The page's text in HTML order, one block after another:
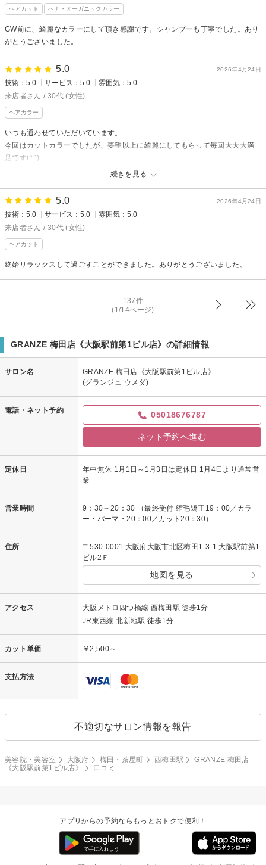
ヘアカット ヘナ・オーガニックカラー
GW前に、綺麗なカラーにして頂き感謝です。シャンプーも丁寧でした。あり
がとうございました。
2026年4月24日
5.0
技術：5.0 サービス：5.0
雰囲気：5.0
来店者さん / 30代 (女性)
ヘアカラー
続きを見る
いつも通わせていただいています。
今回はカットカラーでしたが、要望以上に綺麗にしてもらって毎回大大大満
足です(^^)
これからもずっと通わせて頂きます！
2026年4月24日
5.0
技術：5.0 サービス：5.0
雰囲気：5.0
来店者さん / 30代 (女性)
ヘアカット
終始リラックスして過ごすことができました。ありがとうございました。
137件
(1/14ページ)
GRANZE 梅田店《大阪駅前第1ビル店》の詳細情報
サロン名
GRANZE 梅田店《大阪駅前第1ビル店》
(グランジュ ウメダ)
電話・ネット予約 05018676787
ネット予約へ進む
定休日
年中無休 1月1日～1月3日は定休日 1月4日より通常営
業
営業時間
9：30～20：30 （最終受付 縮毛矯正19：00／カラ
ー・パーマ・20：00／カット20：30）
住所
〒530-0001 大阪府大阪市北区梅田1-3-1 大阪駅前第1
ビル2Ｆ
地図を見る
アクセス
大阪メトロ四つ橋線 西梅田駅 徒歩1分
JR東西線 北新地駅 徒歩1分
カット単価 ￥2,500～
支払方法
不適切なサロン情報を報告
美容院・美容室 大阪府 梅田・茶屋町 西梅田駅
GRANZE 梅田店
《大阪駅前第1ビル店》
口コミ
アプリからの予約ならもっとおトクで便利！